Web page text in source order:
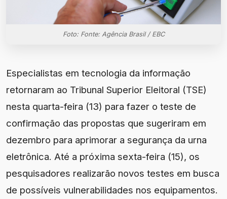
Foto: Fonte: Agência Brasil / EBC
Especialistas em tecnologia da informação
retornaram ao Tribunal Superior Eleitoral (TSE)
nesta quarta-feira (13) para fazer o teste de
confirmação das propostas que sugeriram em
dezembro para aprimorar a segurança da urna
eletrônica. Até a próxima sexta-feira (15), os
pesquisadores realizarão novos testes em busca
de possíveis vulnerabilidades nos equipamentos.